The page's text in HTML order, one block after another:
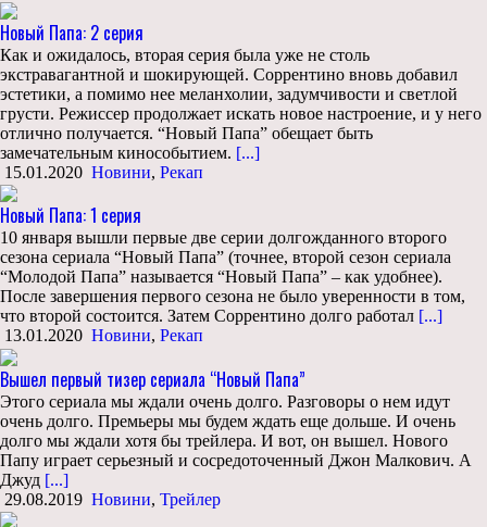
Новый Папа: 2 серия
Как и ожидалось, вторая серия была уже не столь
экстравагантной и шокирующей. Соррентино вновь добавил
эстетики, а помимо нее меланхолии, задумчивости и светлой
грусти. Режиссер продолжает искать новое настроение, и у него
отлично получается. “Новый Папа” обещает быть
замечательным кинособытием. [...]
15.01.2020 Новини, Рекап
Новый Папа: 1 серия
10 января вышли первые две серии долгожданного второго
сезона сериала “Новый Папа” (точнее, второй сезон сериала
“Молодой Папа” называется “Новый Папа” – как удобнее).
После завершения первого сезона не было уверенности в том,
что второй состоится. Затем Соррентино долго работал [...]
13.01.2020 Новини, Рекап
Вышел первый тизер сериала “Новый Папа”
Этого сериала мы ждали очень долго. Разговоры о нем идут
очень долго. Премьеры мы будем ждать еще дольше. И очень
долго мы ждали хотя бы трейлера. И вот, он вышел. Нового
Папу играет серьезный и сосредоточенный Джон Малкович. А
Джуд [...]
29.08.2019 Новини, Трейлер